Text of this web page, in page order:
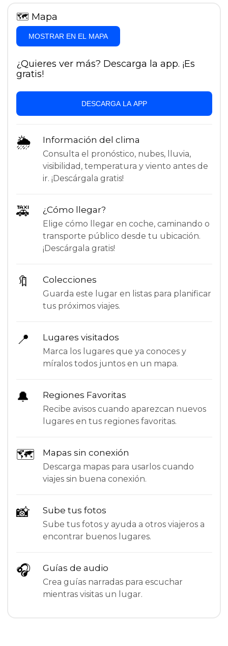
🗺 Mapa
MOSTRAR EN EL MAPA
¿Quieres ver más? Descarga la app. ¡Es
gratis!
DESCARGA LA APP
🌦 Información del clima
Consulta el pronóstico, nubes, lluvia,
visibilidad, temperatura y viento antes de
ir. ¡Descárgala gratis!
🚕 ¿Cómo llegar?
Elige cómo llegar en coche, caminando o
transporte público desde tu ubicación.
¡Descárgala gratis!
🔖 Colecciones
Guarda este lugar en listas para planificar
tus próximos viajes.
📍 Lugares visitados
Marca los lugares que ya conoces y
míralos todos juntos en un mapa.
🔔 Regiones Favoritas
Recibe avisos cuando aparezcan nuevos
lugares en tus regiones favoritas.
🗺 Mapas sin conexión
Descarga mapas para usarlos cuando
viajes sin buena conexión.
📸 Sube tus fotos
Sube tus fotos y ayuda a otros viajeros a
encontrar buenos lugares.
🎧 Guías de audio
Crea guías narradas para escuchar
mientras visitas un lugar.